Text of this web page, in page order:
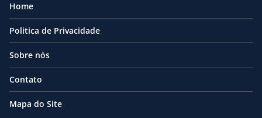
Home
Politica de Privacidade
Sobre nós
Contato
Mapa do Site